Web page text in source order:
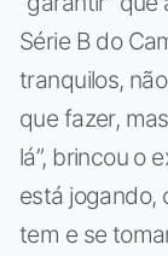
Série B do
tranquilos,
que fazer,
lá”, brincou o
está jogando,
tem e se